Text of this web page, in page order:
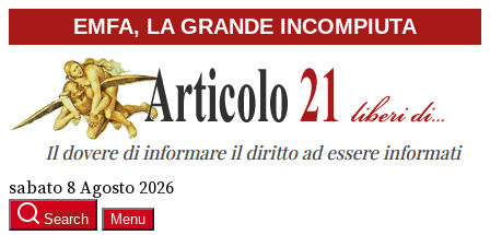
to
content
EMFA, LA GRANDE INCOMPIUTA
sabato 8 Agosto 2026
Search Menu